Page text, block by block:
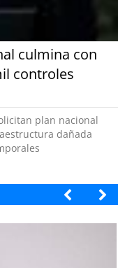
culmina con
controles
plan nacional
dañada